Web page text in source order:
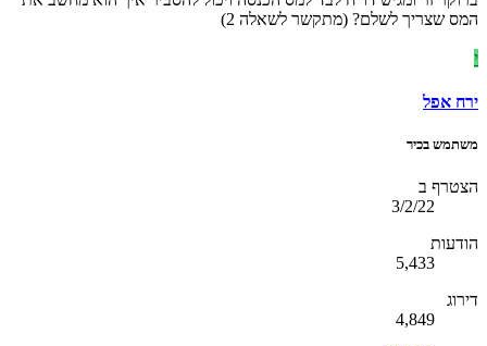
המס שצריך לשלם? (מתקשר לשאלה 2)
י
ירח אפל
משתמש בכיר
הצטרף ב
3/2/22
הודעות
5,433
דירוג
4,849